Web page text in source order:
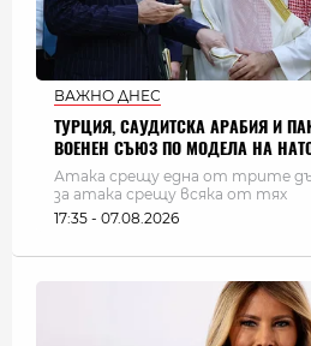
ВАЖНО ДНЕС
ТУРЦИЯ, САУДИТСКА АРАБИЯ И
ВОЕНЕН СЪЮЗ ПО МОДЕЛА НА
Атака срещу една от трите
за атака срещу всяка от тях
17:35 - 07.08.2026